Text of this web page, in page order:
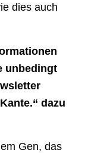
dies auch
unbedingt
dazu
Gen, das